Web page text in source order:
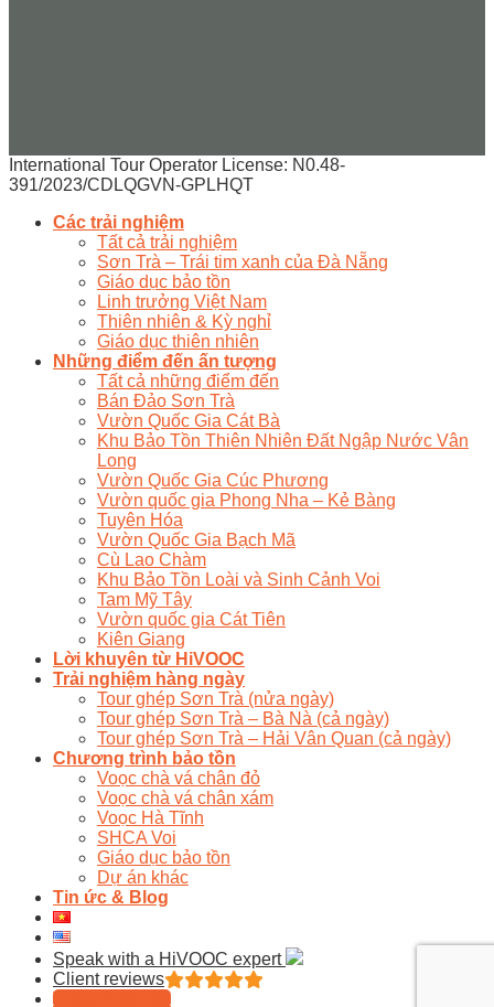
International Tour Operator License: N0.48-
391/2023/CDLQGVN-GPLHQT
Các trải nghiệm
Tất cả trải nghiệm
Sơn Trà – Trái tim xanh của Đà Nẵng
Giáo dục bảo tồn
Linh trưởng Việt Nam
Thiên nhiên & Kỳ nghỉ
Giáo dục thiên nhiên
Những điểm đến ấn tượng
Tất cả những điểm đến
Bán Đảo Sơn Trà
Vườn Quốc Gia Cát Bà
Khu Bảo Tồn Thiên Nhiên Đất Ngập Nước Vân
Long
Vườn Quốc Gia Cúc Phương
Vườn quốc gia Phong Nha – Kẻ Bàng
Tuyên Hóa
Vườn Quốc Gia Bạch Mã
Cù Lao Chàm
Khu Bảo Tồn Loài và Sinh Cảnh Voi
Tam Mỹ Tây
Vườn quốc gia Cát Tiên
Kiên Giang
Lời khuyên từ HiVOOC
Trải nghiệm hàng ngày
Tour ghép Sơn Trà (nửa ngày)
Tour ghép Sơn Trà – Bà Nà (cả ngày)
Tour ghép Sơn Trà – Hải Vân Quan (cả ngày)
Chương trình bảo tồn
Voọc chà vá chân đỏ
Voọc chà vá chân xám
Voọc Hà Tĩnh
SHCA Voi
Giáo dục bảo tồn
Dự án khác
Tin ức & Blog
Speak with a HiVOOC expert
Client reviews
Tailor Your Trip